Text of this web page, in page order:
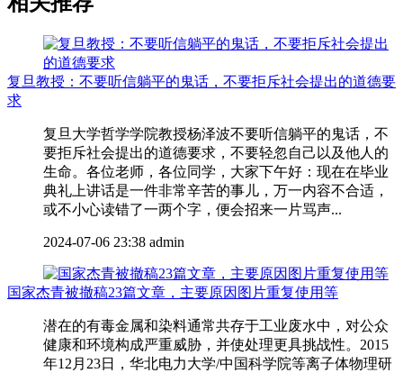
复旦教授：不要听信躺平的鬼话，不要拒斥社会提出的道德要
求
复旦大学哲学学院教授杨泽波不要听信躺平的鬼话，不
要拒斥社会提出的道德要求，不要轻忽自己以及他人的
生命。各位老师，各位同学，大家下午好：现在在毕业
典礼上讲话是一件非常辛苦的事儿，万一内容不合适，
或不小心读错了一两个字，便会招来一片骂声...
2024-07-06 23:38 admin
国家杰青被撤稿23篇文章，主要原因图片重复使用等
潜在的有毒金属和染料通常共存于工业废水中，对公众
健康和环境构成严重威胁，并使处理更具挑战性。2015
年12月23日，华北电力大学/中国科学院等离子体物理研